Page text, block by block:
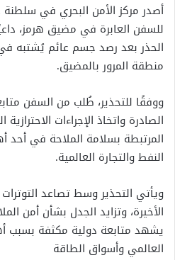
أصدر مركز الأمن البحري في سلطنة
للسفن العابرة في مضيق هرمز،
الحذر بعد رصد جسم عائم يُشتبه
منطقة المرور بالمضيق.
ووفقًا للتحذير، طُلب من السفن
الصادرة واتخاذ الإجراءات
المرتبطة بسلامة الملاحة في أحد
النفط والتجارة العالمية.
ويأتي التحذير وسط تصاعد التوترات
الأخيرة، وتزايد الجدل بشأن أمن
يشهد متابعة دولية مكثفة بسبب
العالمي وأسواق الطاقة